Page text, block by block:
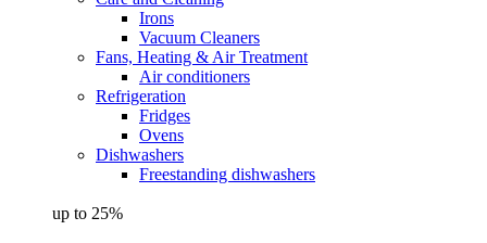
Irons
Vacuum Cleaners
Fans, Heating & Air Treatment
Air conditioners
Refrigeration
Fridges
Ovens
Dishwashers
Freestanding dishwashers
up to 25%